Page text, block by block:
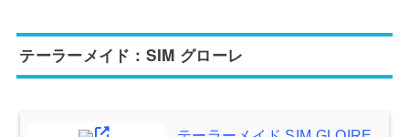
テーラーメイド：SIM グローレ